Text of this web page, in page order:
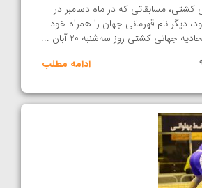
کشتی، مسابقاتی که در ماه دسامبر در
دیگر نام قهرمانی جهان را همراه خود
جهانی کشتی روز سه‌شنبه 20 آبان ...
ادامه مطلب